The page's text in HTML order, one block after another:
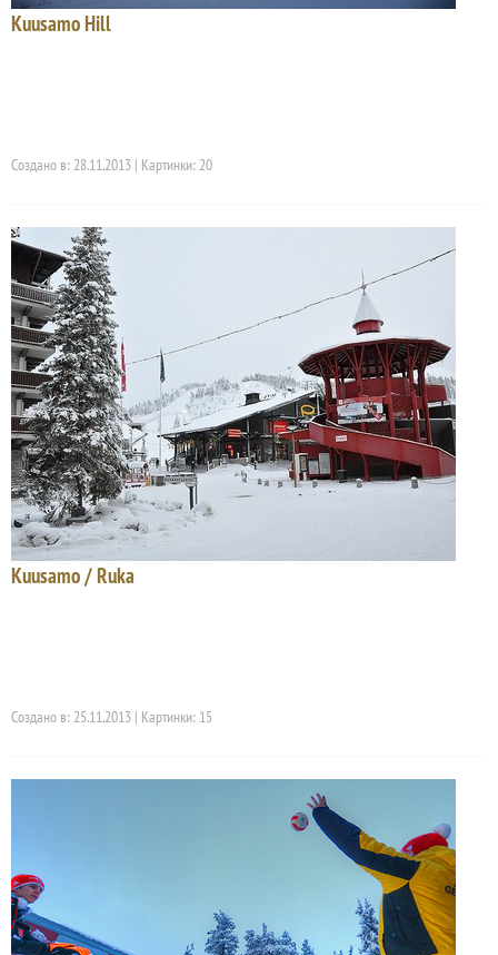
Kuusamo Hill
Создано в: 28.11.2013 | Картинки: 20
Kuusamo / Ruka
Создано в: 25.11.2013 | Картинки: 15